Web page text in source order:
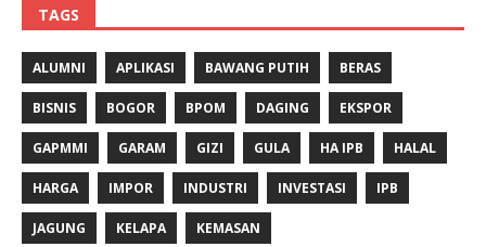
TAGS
ALUMNI APLIKASI BAWANG PUTIH BERAS
BISNIS BOGOR BPOM DAGING EKSPOR
GAPMMI GARAM GIZI GULA HA IPB HALAL
HARGA IMPOR INDUSTRI INVESTASI IPB
JAGUNG KELAPA KEMASAN